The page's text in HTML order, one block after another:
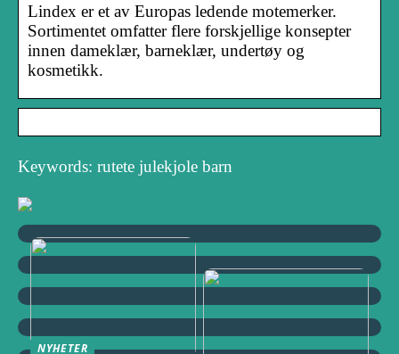
Lindex er et av Europas ledende motemerker.
Sortimentet omfatter flere forskjellige konsepter
innen dameklær, barneklær, undertøy og
kosmetikk.
Keywords: rutete julekjole barn
NYHETER